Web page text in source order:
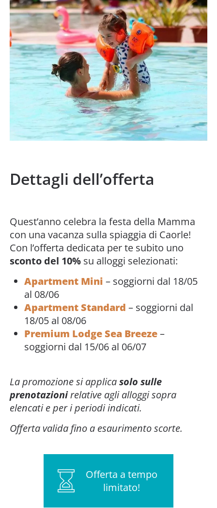
Dettagli dell’offerta
Quest’anno celebra la festa della Mamma
con una vacanza sulla spiaggia di Caorle!
Con l’offerta dedicata per te subito uno
sconto del 10% su alloggi selezionati:
Apartment Mini – soggiorni dal 18/05
al 08/06
Apartment Standard – soggiorni dal
18/05 al 08/06
Premium Lodge Sea Breeze–
soggiorni dal 15/06 al 06/07
La promozione si applicasolo sulle
prenotazionirelative agli alloggi sopra
elencati e per i periodi indicati.
Offerta valida fino a esaurimento scorte.
Offerta a tempo
limitato!